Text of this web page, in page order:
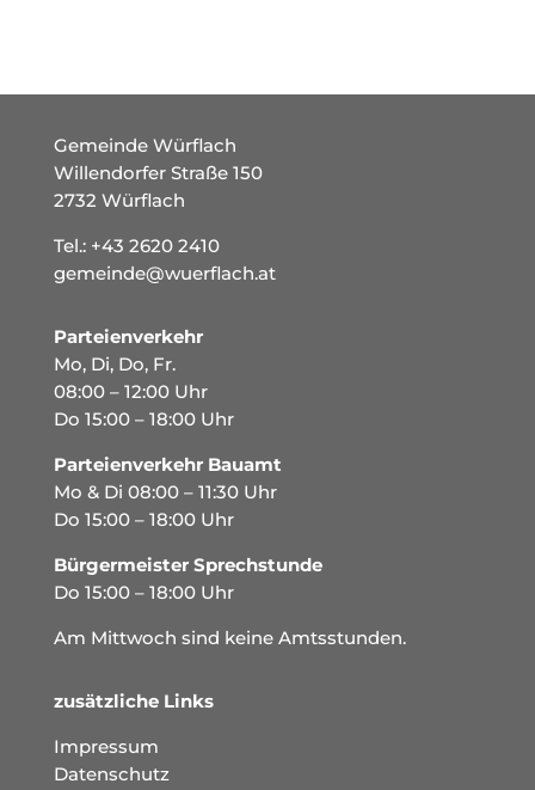
Gemeinde Würflach
Willendorfer Straße 150
2732 Würflach
Tel.: +43 2620 2410
gemeinde@wuerflach.at
Parteienverkehr
Mo, Di, Do, Fr.
08:00 – 12:00 Uhr
Do 15:00 – 18:00 Uhr
Parteienverkehr Bauamt
Mo & Di 08:00 – 11:30 Uhr
Do 15:00 – 18:00 Uhr
Bürgermeister Sprechstunde
Do 15:00 – 18:00 Uhr
Am Mittwoch sind keine Amtsstunden.
zusätzliche Links
Impressum
Datenschutz